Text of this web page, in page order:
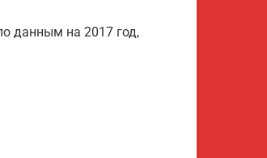
данным на 2017 год,